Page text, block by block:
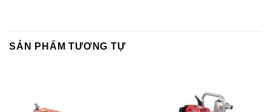
SẢN PHẨM TƯƠNG TỰ